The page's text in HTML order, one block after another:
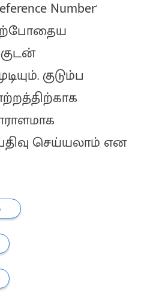
Number'
குடும்ப
செய்யலாம் என